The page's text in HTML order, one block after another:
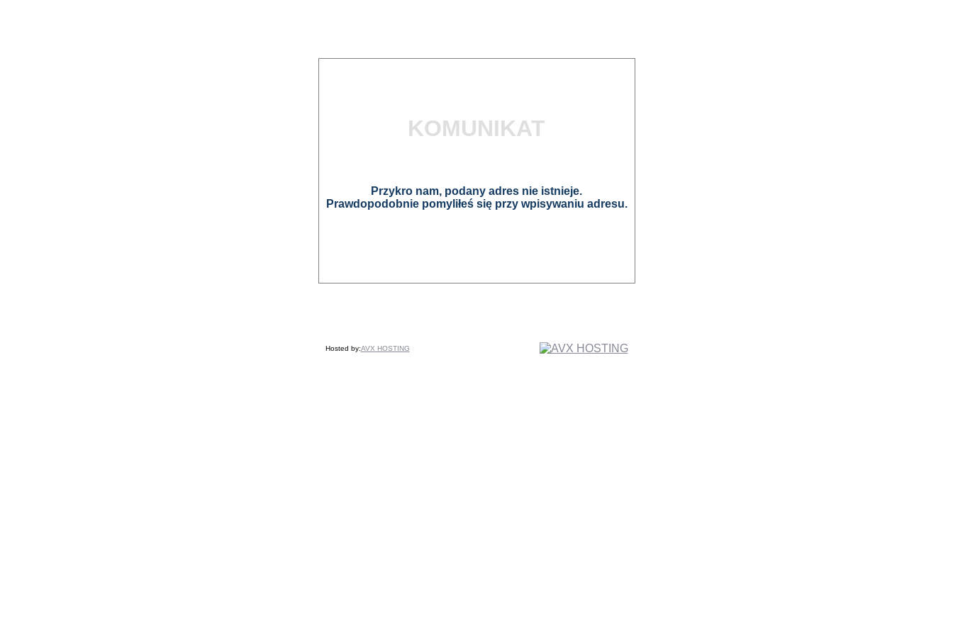
KOMUNIKAT
Przykro nam, podany adres nie istnieje.
Prawdopodobnie pomyliłeś się przy wpisywaniu adresu.
Hosted by:AVX HOSTING